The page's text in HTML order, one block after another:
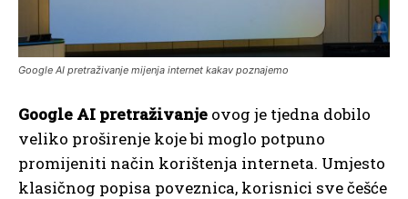
Google AI pretraživanje mijenja internet kakav poznajemo
Google AI pretraživanje ovog je tjedna dobilo
veliko proširenje koje bi moglo potpuno
promijeniti način korištenja interneta. Umjesto
klasičnog popisa poveznica, korisnici sve češće